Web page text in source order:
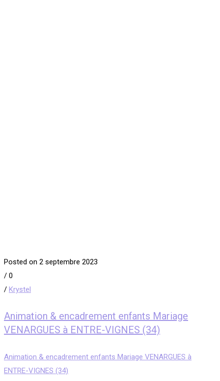
Posted on 2 septembre 2023
/ 0
/ Krystel
Animation & encadrement enfants Mariage
VENARGUES à ENTRE-VIGNES (34)
Animation & encadrement enfants Mariage VENARGUES à
ENTRE-VIGNES (34)